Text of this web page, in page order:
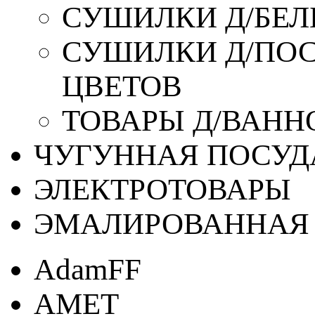
СУШИЛКИ Д/
СУШИЛКИ Д/
ЦВЕТОВ
ТОВАРЫ Д/
ЧУГУННАЯ
ЭЛЕКТРОТОВАРЫ
ЭМАЛИРОВАННАЯ
AdamFF
AMET